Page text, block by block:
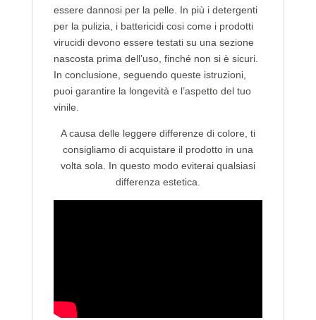
essere dannosi per la pelle. In più i detergenti
per la pulizia, i battericidi cosi come i prodotti
virucidi devono essere testati su una sezione
nascosta prima dell’uso, finché non si è sicuri.
In conclusione, seguendo queste istruzioni,
puoi garantire la longevità e l’aspetto del tuo
vinile.
A causa delle leggere differenze di colore, ti
consigliamo di acquistare il prodotto in una
volta sola. In questo modo eviterai qualsiasi
differenza estetica.